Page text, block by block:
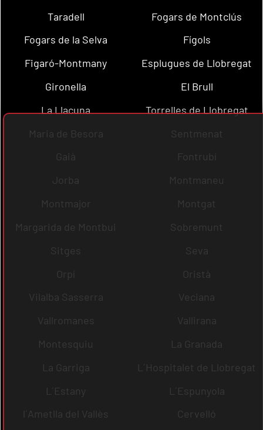
Taradell
Fogars de Montclús
Fogars de la Selva
Fígols
Figaró-Montmany
Esplugues de Llobregat
Gironella
El Brull
La Llacuna
Torrelles de Llobregat
Maria de Besora
Sentmenat
Gaià
Fontrubí
Jorba
Montmaneu
Montmajor
Montgat
Margarida de Montbui
Sobremunt
Sitges
Seva
Orpí
Oristà
Vilalba Sasserra
Veciana
Vallromanes
Vallirana
Montesquiu
La Granada
La Garriga
L´Hospitalet de Llobregat
L´Estany
L´Espunyola
l´Ametlla del Vallès
Cervelló